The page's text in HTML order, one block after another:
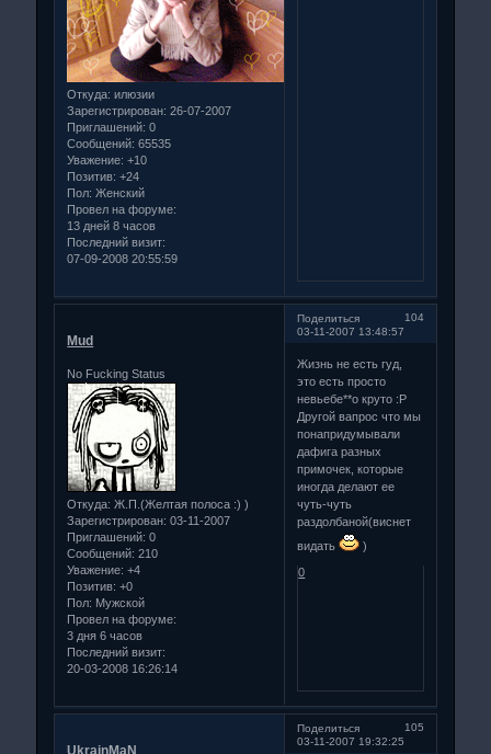
Откуда: илюзии
Зарегистрирован: 26-07-2007
Приглашений: 0
Сообщений: 65535
Уважение: +10
Позитив: +24
Пол: Женский
Провел на форуме:
13 дней 8 часов
Последний визит:
07-09-2008 20:55:59
Поделиться
104
03-11-2007 13:48:57
Mud
No Fucking Status
Откуда: Ж.П.(Желтая полоса :) )
Зарегистрирован: 03-11-2007
Приглашений: 0
Сообщений: 210
Уважение: +4
Позитив: +0
Пол: Мужской
Провел на форуме:
3 дня 6 часов
Последний визит:
20-03-2008 16:26:14
Жизнь не есть гуд,
это есть просто
невьебе**о круто :Р
Другой вапрос что мы
понапридумывали
дафига разных
примочек, которые
иногда делают ее
чуть-чуть
раздолбаной(виснет
видать
)
0
Поделиться
105
03-11-2007 19:32:25